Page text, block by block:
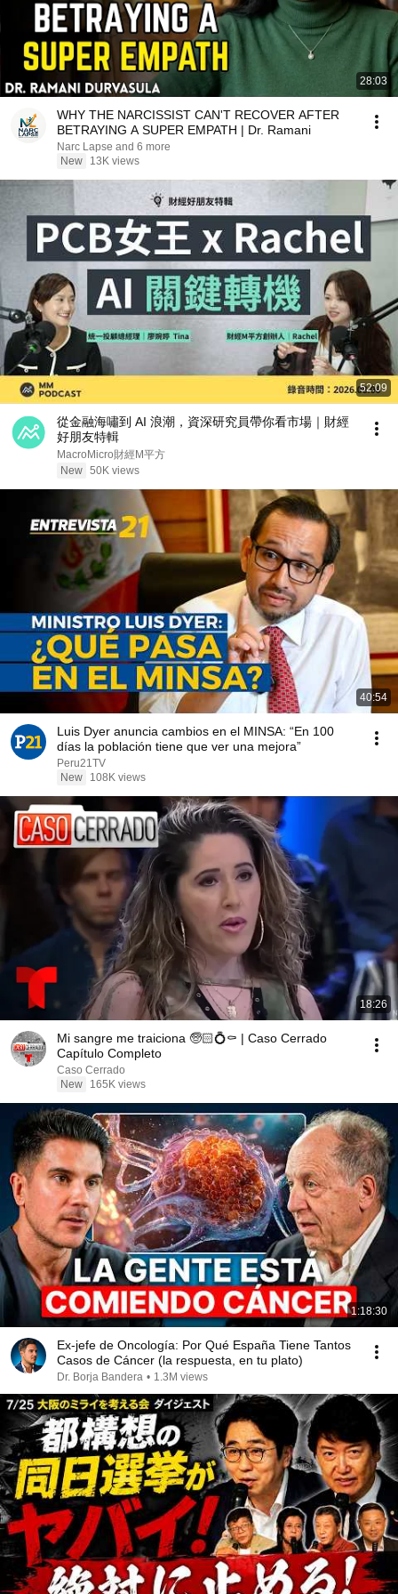
28:03
WHY THE NARCISSIST CAN'T RECOVER AFTER
BETRAYING A SUPER EMPATH | Dr. Ramani
Narc Lapse and 6 more
New
13K views
52:09
從金融海嘯到 AI 浪潮，資深研究員帶你看市場｜財經
好朋友特輯
MacroMicro財經M平方
New 50K views
40:54
Luis Dyer anuncia cambios en el MINSA: “En 100
días la población tiene que ver una mejora”
Peru21TV
New
108K views
18:26
Mi sangre me traiciona 🧓🏻💍⚰️ | Caso Cerrado
Capítulo Completo
Caso Cerrado
New
165K views
1:18:30
Ex-jefe de Oncología: Por Qué España Tiene Tantos
Casos de Cáncer (la respuesta, en tu plato)
Dr. Borja Bandera • 1.3M views